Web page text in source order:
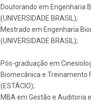
Doutorando em Engenharia
(UNIVERSIDADE BRASIL);
Mestrado em Engenharia
(UNIVERSIDADE BRASIL);
Pós-graduação em
Biomecânica e Treinamento
(ESTÁCIO);
MBA em Gestão e Auditoria